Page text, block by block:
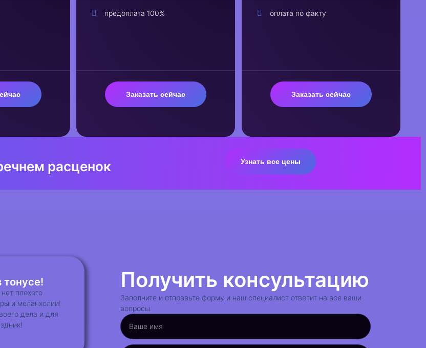
предоплата 100%
Заказать сейчас
оплата по факту
Заказать сейчас
расценок Узнать все цены
тонусе!
плохого
и меланхолии!
дела и для
Получить консультацию
Заполните и отправьте форму и наш специалист ответит на все ваши
вопросы